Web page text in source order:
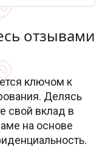
отзывами
ключом к
Делясь
свой вклад в
на основе